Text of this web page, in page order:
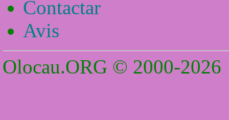
Contactar
Avis
Olocau.ORG © 2000-2026